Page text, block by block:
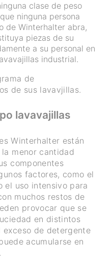
clase de peso
ninguna persona
de Winterhalter abra,
piezas de su
a su personal en
industrial.
de
de sus lavavjillas.
lavavajillas
Winterhalter están
menor cantidad
componentes
factores, como el
el uso intensivo para
muchos restos de
provocar que se
en distintos
exceso de detergente
acumularse en